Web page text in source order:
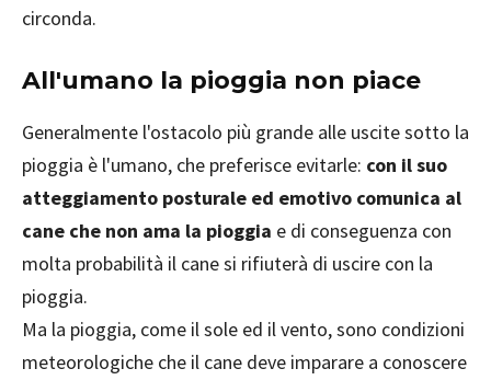
circonda.
All'umano la pioggia non piace
Generalmente l'ostacolo più grande alle uscite sotto la
pioggia è l'umano, che preferisce evitarle: con il suo
atteggiamento posturale ed emotivo comunica al
cane che non ama la pioggia e di conseguenza con
molta probabilità il cane si rifiuterà di uscire con la
pioggia.
Ma la pioggia, come il sole ed il vento, sono condizioni
meteorologiche che il cane deve imparare a conoscere